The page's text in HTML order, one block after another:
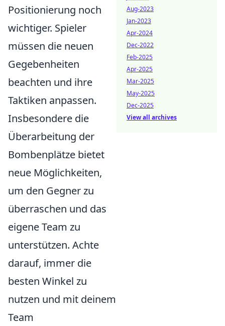
Positionierung noch
wichtiger. Spieler
müssen die neuen
Gegebenheiten
beachten und ihre
Taktiken anpassen.
Insbesondere die
Überarbeitung der
Bombenplätze bietet
neue Möglichkeiten,
um den Gegner zu
überraschen und das
eigene Team zu
unterstützen. Achte
darauf, immer die
besten Winkel zu
nutzen und mit deinem
Team
Aug-2023
Jan-2023
Apr-2024
Dec-2022
Feb-2025
Apr-2025
Mar-2025
May-2025
Dec-2025
View all archives